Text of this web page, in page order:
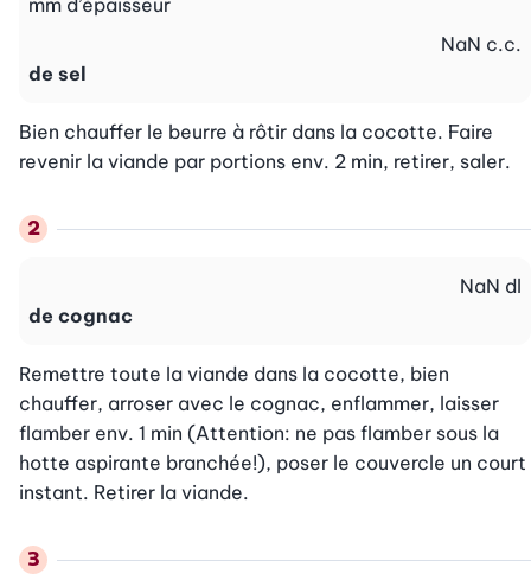
mm d’épaisseur
de sel
NaN c.c.
Bien chauffer le beurre à rôtir dans la cocotte. Faire
revenir la viande par portions env. 2 min, retirer, saler.
de cognac
NaN dl
Remettre toute la viande dans la cocotte, bien
chauffer, arroser avec le cognac, enflammer, laisser
flamber env. 1 min (Attention: ne pas flamber sous la
hotte aspirante branchée!), poser le couvercle un court
instant. Retirer la viande.